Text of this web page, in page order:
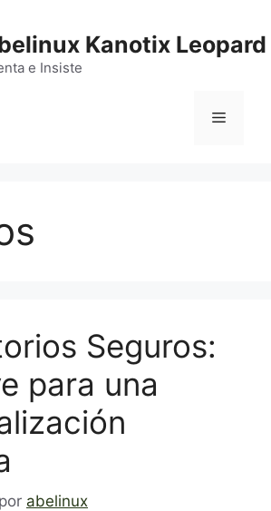
Kanotix Leopard
e Insiste
Menú
Seguros:
para una
por abelinux